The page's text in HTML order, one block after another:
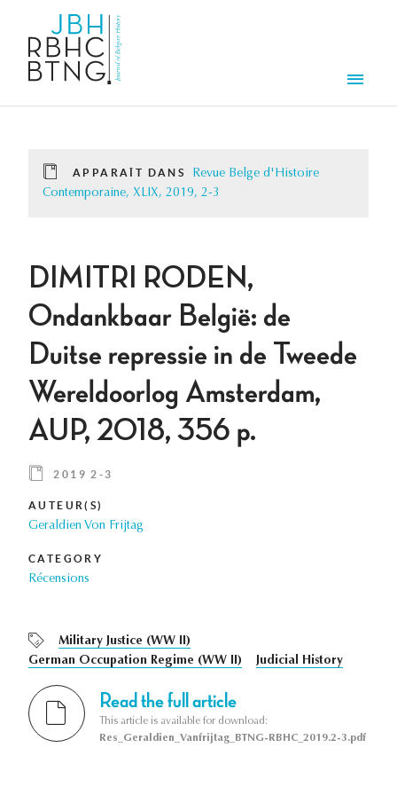
APPARAÎT DANS
Revue Belge d'Histoire
Contemporaine, XLIX, 2019, 2-3
DIMITRI RODEN,
Ondankbaar België: de
Duitse repressie in de Tweede
Wereldoorlog Amsterdam,
AUP, 2018, 356 p.
2019 2-3
AUTEUR(S)
Geraldien Von Frijtag
CATEGORY
Récensions
Military Justice (WW II)
German Occupation Regime (WW II)
Judicial History
Read the full article
This article is available for download:
Res_Geraldien_Vanfrijtag_BTNG-RBHC_2019.2-3.pdf